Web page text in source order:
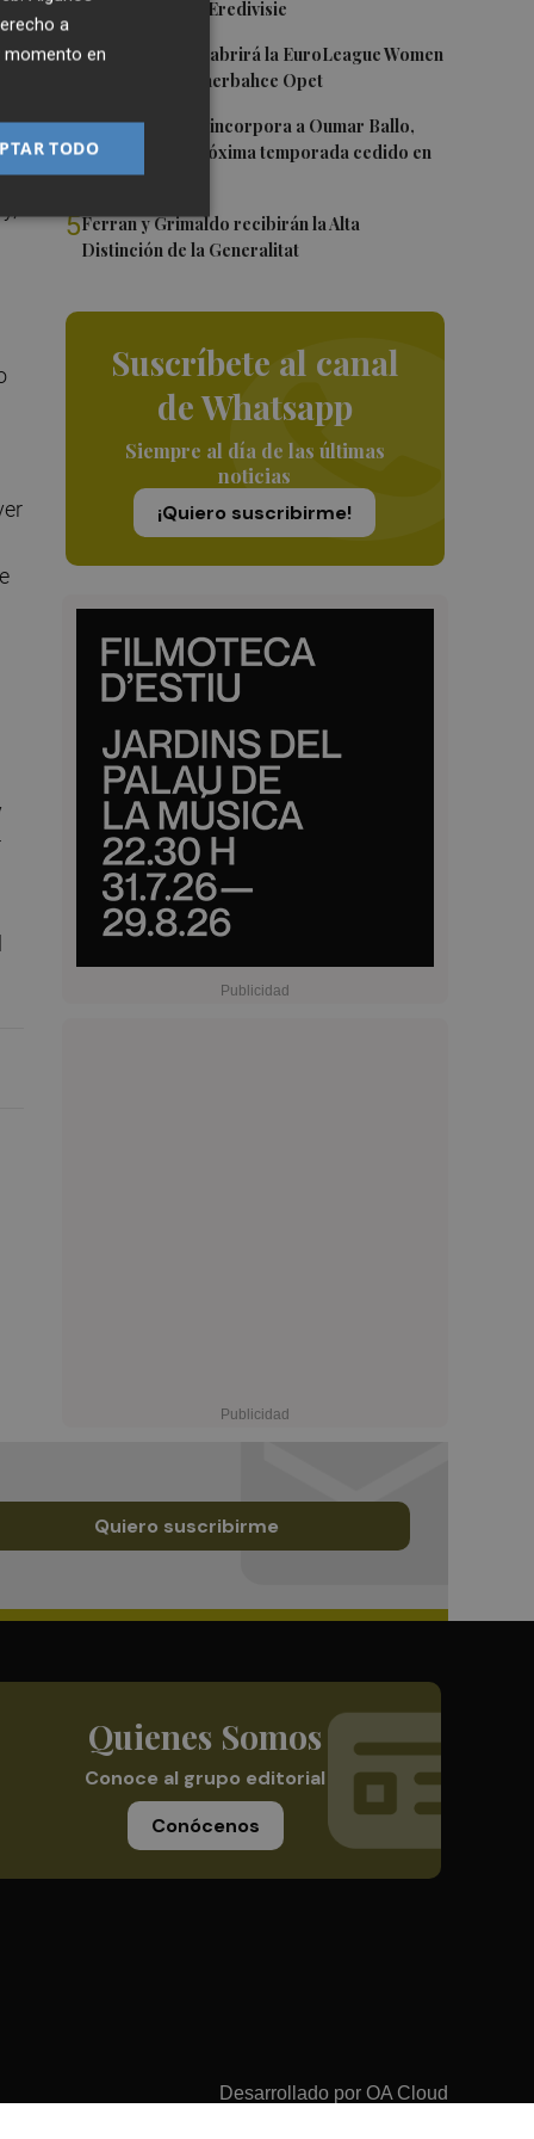
Róterdam de la Eredivisie
3 Valencia Basket abrirá la EuroLeague Women
en casa ante Fenerbahce Opet
4Valencia Basket incorpora a Oumar Ballo,
que jugará la próxima temporada cedido en
Galatasaray
5Ferran y Grimaldo recibirán la Alta
Distinción de la Generalitat
Suscríbete al canal
de Whatsapp
Siempre al día de las últimas
noticias
¡Quiero suscribirme!
Quiero suscribirme
Quienes Somos
Conoce al grupo editorial
Conócenos
Desarrollado por OA Cloud
a
momento en
TODO